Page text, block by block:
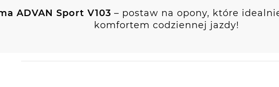
ADVAN Sport V103 – postaw na opony, które
komfortem codziennej jazdy!